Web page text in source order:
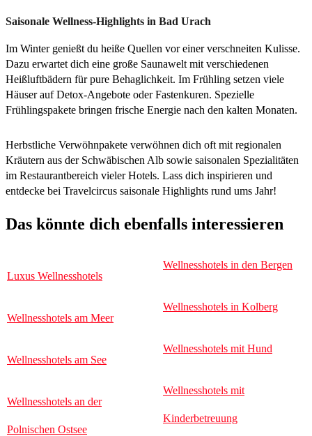
Saisonale Wellness-Highlights in Bad Urach
Im Winter genießt du heiße Quellen vor einer verschneiten Kulisse.
Dazu erwartet dich eine große Saunawelt mit verschiedenen
Heißluftbädern für pure Behaglichkeit. Im Frühling setzen viele
Häuser auf Detox-Angebote oder Fastenkuren. Spezielle
Frühlingspakete bringen frische Energie nach den kalten Monaten.
Herbstliche Verwöhnpakete verwöhnen dich oft mit regionalen
Kräutern aus der Schwäbischen Alb sowie saisonalen Spezialitäten
im Restaurantbereich vieler Hotels. Lass dich inspirieren und
entdecke bei Travelcircus saisonale Highlights rund ums Jahr!
Das könnte dich ebenfalls interessieren
Luxus Wellnesshotels
Wellnesshotels am Meer
Wellnesshotels am See
Wellnesshotels an der
Polnischen Ostsee
Wellnesshotels in den Bergen
Wellnesshotels in Kolberg
Wellnesshotels mit Hund
Wellnesshotels mit
Kinderbetreuung